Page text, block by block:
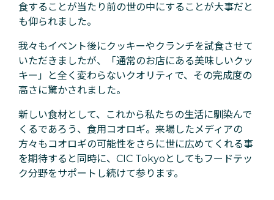
食することが当たり前の世の中にすることが大事だと
も仰られました。
我々もイベント後にクッキーやクランチを試食させて
いただきましたが、「通常のお店にある美味しいクッ
キー」と全く変わらないクオリティで、その完成度の
高さに驚かされました。
新しい食材として、これから私たちの生活に馴染んで
くるであろう、食用コオロギ。来場したメディアの
方々もコオロギの可能性をさらに世に広めてくれる事
を期待すると同時に、CIC Tokyoとしてもフードテッ
ク分野をサポートし続けて参ります。